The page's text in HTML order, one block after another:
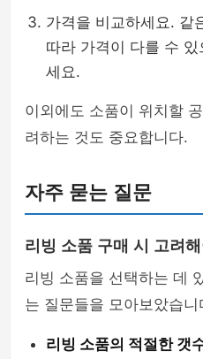
가격을 비교하세요. 같
따라 가격이 다를 수
세요.
이외에도 소품이 위치할
려하는 것도 중요합니다.
자주 묻는 질문
리빙 소품 구매 시 고려해
리빙 소품을 선택하는 데
는 질문들을 모아보았습니
리빙 소품의 적절한 갯